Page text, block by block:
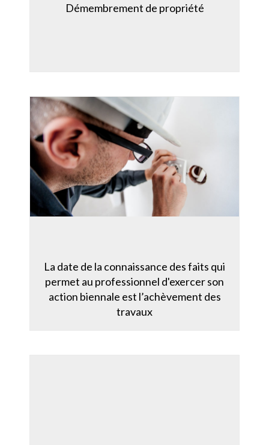
Démembrement de propriété
La date de la connaissance des faits qui
permet au professionnel d'exercer son
action biennale est l’achèvement des
travaux